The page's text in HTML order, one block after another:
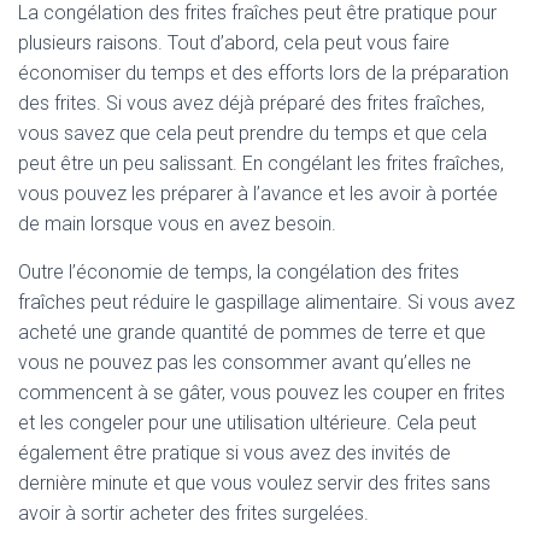
La congélation des frites fraîches peut être pratique pour
plusieurs raisons. Tout d’abord, cela peut vous faire
économiser du temps et des efforts lors de la préparation
des frites. Si vous avez déjà préparé des frites fraîches,
vous savez que cela peut prendre du temps et que cela
peut être un peu salissant. En congélant les frites fraîches,
vous pouvez les préparer à l’avance et les avoir à portée
de main lorsque vous en avez besoin.
Outre l’économie de temps, la congélation des frites
fraîches peut réduire le gaspillage alimentaire. Si vous avez
acheté une grande quantité de pommes de terre et que
vous ne pouvez pas les consommer avant qu’elles ne
commencent à se gâter, vous pouvez les couper en frites
et les congeler pour une utilisation ultérieure. Cela peut
également être pratique si vous avez des invités de
dernière minute et que vous voulez servir des frites sans
avoir à sortir acheter des frites surgelées.